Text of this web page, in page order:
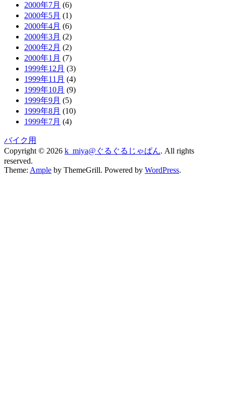
2000年7月 (6)
2000年5月 (1)
2000年4月 (6)
2000年3月 (2)
2000年2月 (2)
2000年1月 (7)
1999年12月 (3)
1999年11月 (4)
1999年10月 (9)
1999年9月 (5)
1999年8月 (10)
1999年7月 (4)
バイク用
Copyright © 2026 k_miya@ぐるぐるじゃぱん. All rights
reserved.
Theme: Ample by ThemeGrill. Powered by WordPress.